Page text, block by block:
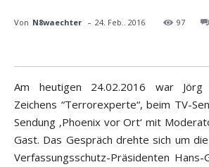
Von N8waechter - 24. Feb.. 2016 97
Am heutigen 24.02.2016 war Jörg
Zeichens “Terrorexperte“, beim TV-
Sendung ‚Phoenix vor Ort‘ mit
Gast. Das Gespräch drehte sich um
Verfassungsschutz-Präsidenten Hans-